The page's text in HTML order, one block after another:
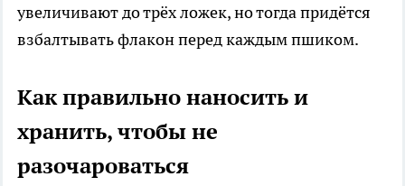
увеличивают до трёх ложек, но тогда придётся
взбалтывать флакон перед каждым пшиком.
Как правильно наносить и
хранить, чтобы не
разочароваться